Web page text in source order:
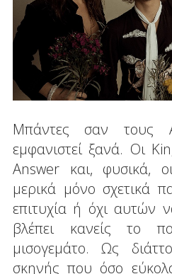
Μπάντες σαν τους
εμφανιστεί ξανά. Οι
Answer και, φυσικά,
μερικά μόνο σχετικά
επιτυχία ή όχι αυτών
βλέπει κανείς το
μισογεμάτο. Ως
σκηνής που όσο